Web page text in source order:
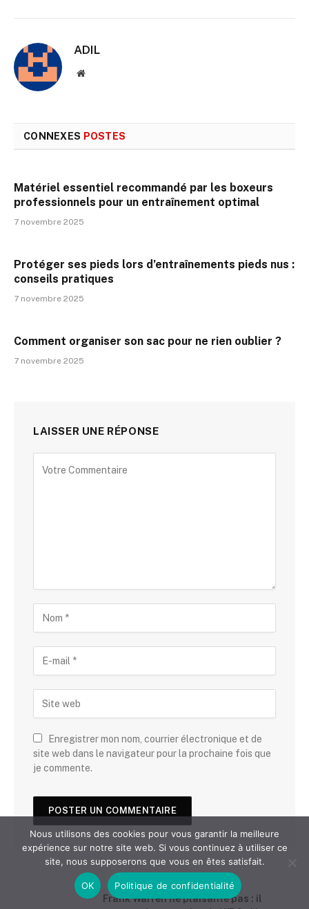
ADIL
Site
CONNEXES POSTES
Matériel essentiel recommandé par les boxeurs
professionnels pour un entraînement optimal
7 novembre 2025
Protéger ses pieds lors d’entraînements pieds nus :
conseils pratiques
7 novembre 2025
Comment organiser son sac pour ne rien oublier ?
7 novembre 2025
LAISSER UNE RÉPONSE
Enregistrer mon nom, courrier électronique et de
site web dans le navigateur pour la prochaine fois que
je commente.
Frank Warren ne plaisante pas : il
Nous utilisons des cookies pour vous garantir la meilleure
expérience sur notre site web. Si vous continuez à utiliser ce
site, nous supposerons que vous en êtes satisfait.
OK Politique de confidentialité